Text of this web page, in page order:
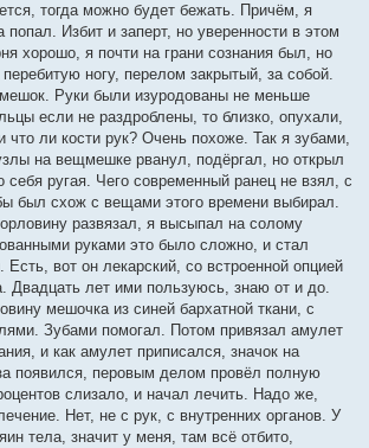
тогда можно будет бежать. Причём, я
попал. Избит и заперт, но уверенности в этом
хорошо, я почти на грани сознания был, но
ногу, перелом закрытый, за собой.
Руки были изуродованы не меньше
если не раздроблены, то близко, опухали,
что ли кости рук? Очень похоже. Так я зубами,
на вещмешке рванул, подёргал, но открыл
себя ругая. Чего современный ранец не взял, с
был схож с вещами этого времени выбирал.
развязал, я высыпал на солому
руками это было сложно, и стал
Есть, вот он лекарский, со встроенной опцией
Двадцать лет ими пользуюсь, знаю от и до.
мешочка из синей бархатной ткани, с
Зубами помогал. Потом привязал амулет
и как амулет приписался, значок на
появился, перовым делом провёл полную
слизало, и начал лечить. Надо же,
Нет, не с рук, с внутренних органов. У
тела, значит у меня, там всё отбито,